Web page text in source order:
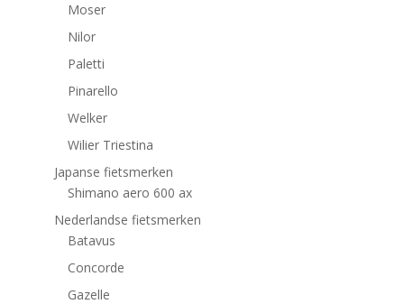
Moser
Nilor
Paletti
Pinarello
Welker
Wilier Triestina
Japanse fietsmerken
Shimano aero 600 ax
Nederlandse fietsmerken
Batavus
Concorde
Gazelle